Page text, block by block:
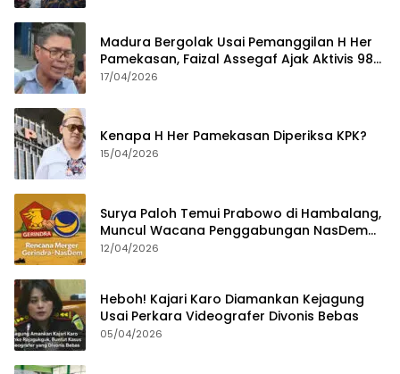
Madura Bergolak Usai Pemanggilan H Her
Pamekasan, Faizal Assegaf Ajak Aktivis 98
Bongkar Permainan KPK
17/04/2026
Kenapa H Her Pamekasan Diperiksa KPK?
15/04/2026
Surya Paloh Temui Prabowo di Hambalang,
Muncul Wacana Penggabungan NasDem
dan Gerindra
12/04/2026
Heboh! Kajari Karo Diamankan Kejagung
Usai Perkara Videografer Divonis Bebas
05/04/2026